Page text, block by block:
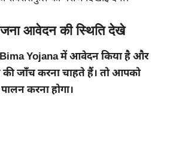
आवेदन की स्थिति देखे
Yojana में आवेदन किया है और
जाँच करना चाहते हैं। तो आपको
करना होगा।